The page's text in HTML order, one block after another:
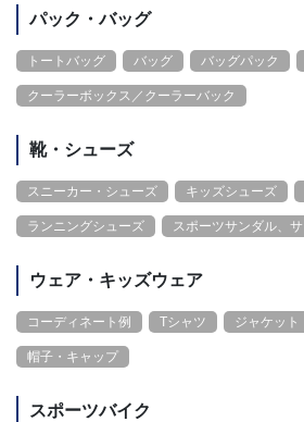
パック・バッグ
トートバッグ バッグ バッグパック
クーラーボックス／クーラーバック
靴・シューズ
スニーカー・シューズ キッズシューズ
ランニングシューズ スポーツサンダル、
ウェア・キッズウェア
コーディネート例 Tシャツ ジャケット
帽子・キャップ
スポーツバイク